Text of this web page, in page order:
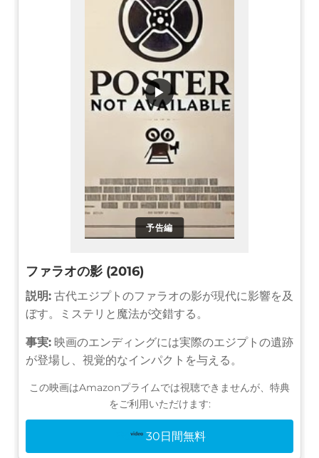
予告編
▶
ファラオの影 (2016)
説明: 古代エジプトのファラオの影が現代に影響を及
ぼす。ミステリと魔法が交錯する。
事実: 映画のエンディングには実際のエジプトの遺跡
が登場し、視覚的なインパクトを与える。
この映画はAmazonプライムでは視聴できませんが、特典
をご利用いただけます:
30日間無料